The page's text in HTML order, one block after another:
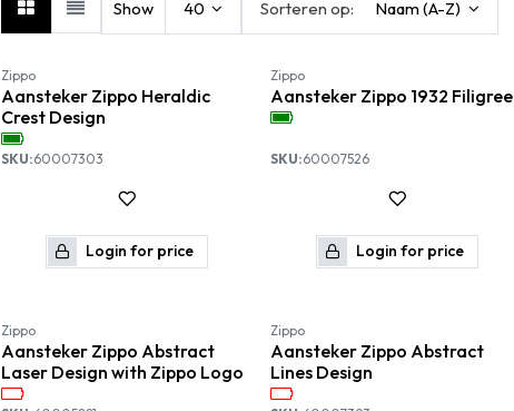
Sorteren op: Naam (A-Z)
Show 40
Zippo
Aansteker Zippo Heraldic
Crest Design
SKU:60007303
Login for price
Zippo
Aansteker Zippo 1932 Filigree
SKU:60007526
Login for price
Zippo
Aansteker Zippo Abstract
Laser Design with Zippo Logo
Zippo
Aansteker Zippo Abstract
Lines Design